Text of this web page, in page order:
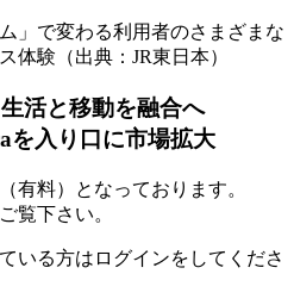
」で変わる利用者のさまざまな
体験（出典：JR東日本）
活と移動を融合へ
を入り口に市場拡大
有料）となっております。
覧下さい。
いる方は ログインをしてくださ